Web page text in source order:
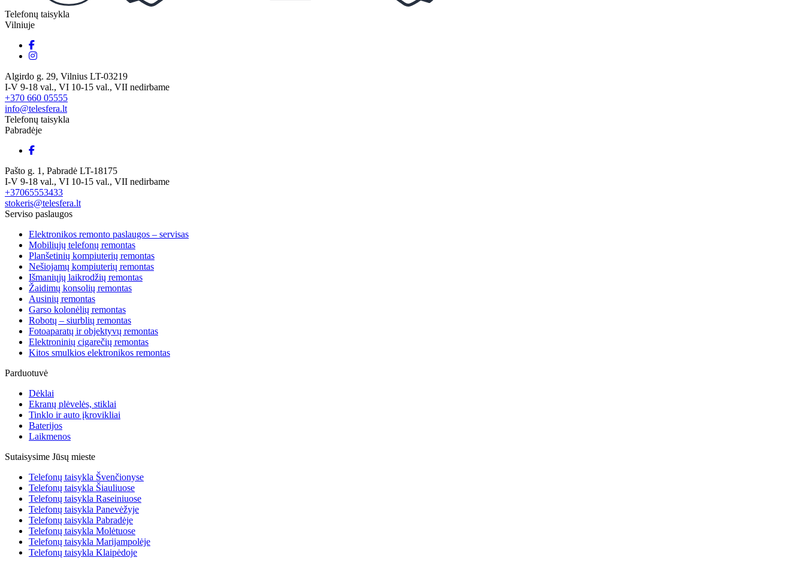
Telefonų taisykla
Vilniuje
Algirdo g. 29, Vilnius LT-03219
I-V 9-18 val., VI 10-15 val., VII nedirbame
+370 660 05555
info@telesfera.lt
Telefonų taisykla
Pabradėje
Pašto g. 1, Pabradė LT-18175
I-V 9-18 val., VI 10-15 val., VII nedirbame
+37065553433
stokeris@telesfera.lt
Serviso paslaugos
Elektronikos remonto paslaugos – servisas
Mobiliųjų telefonų remontas
Planšetinių kompiuterių remontas
Nešiojamų kompiuterių remontas
Išmaniųjų laikrodžių remontas
Žaidimų konsolių remontas
Ausinių remontas
Garso kolonėlių remontas
Robotų – siurblių remontas
Fotoaparatų ir objektyvų remontas
Elektroninių cigarečių remontas
Kitos smulkios elektronikos remontas
Parduotuvė
Dėklai
Ekranų plėvelės, stiklai
Tinklo ir auto įkrovikliai
Baterijos
Laikmenos
Sutaisysime Jūsų mieste
Telefonų taisykla Švenčionyse
Telefonų taisykla Šiauliuose
Telefonų taisykla Raseiniuose
Telefonų taisykla Panevėžyje
Telefonų taisykla Pabradėje
Telefonų taisykla Molėtuose
Telefonų taisykla Marijampolėje
Telefonų taisykla Klaipėdoje